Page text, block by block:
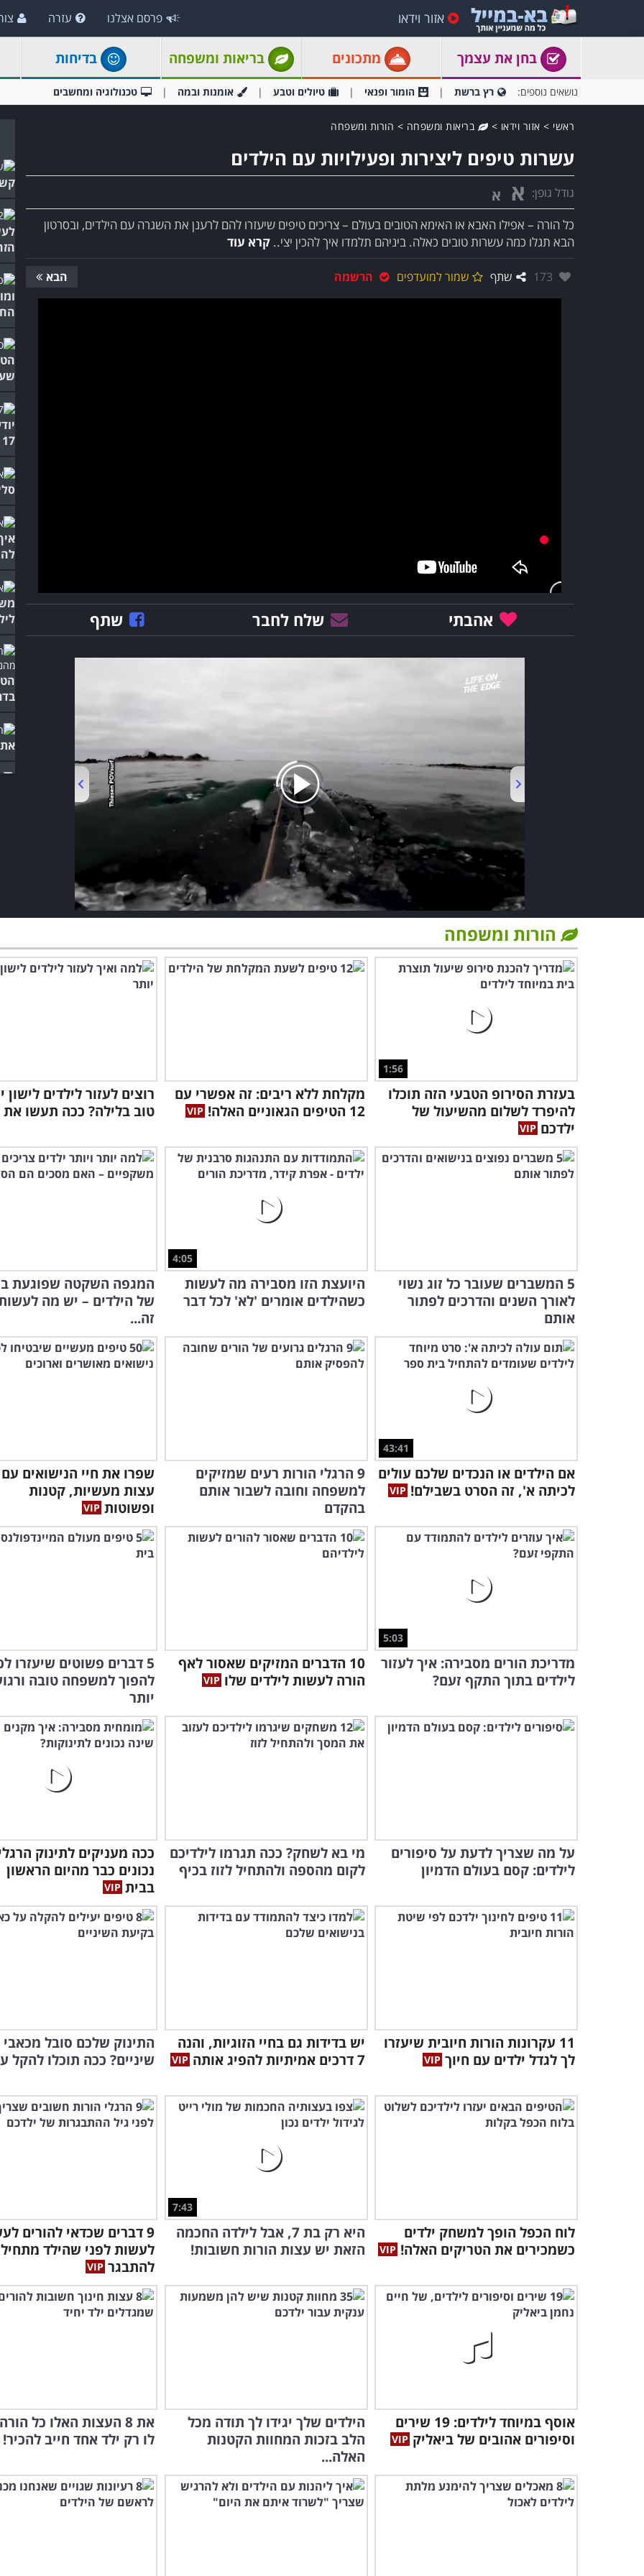
אזור וידאו פרסם אצלנו עזרה
בחן את עצמך מתכונים בריאות ומשפחה בדיחות
נושאים נוספים: רץ ברשת הומור ופנאי טיולים וטבע אומנות ובמה טכנולוגיה ומחשבים
ראשי > אזור וידאו > בריאות ומשפחה > הורות ומשפחה
עשרות טיפים ליצירות ופעילויות עם הילדים
גודל גופן: א א
כל הורה – אפילו האבא או האימא הטובים בעולם – צריכים טיפים שיעזרו להם לרענן את השגרה עם הילדים, ובסרטון
הבא תגלו כמה עשרות טובים כאלה. ביניהם תלמדו איך להכין יצי.. קרא עוד
אהבו:
173 שתף שמור למועדפים הרשמה הבא
אהבתי שלח לחבר שתף
00:00/03:55
17 רעיונות!
הורות ומשפחה
1:56
בעזרת הסירופ הטבעי הזה תוכלו
להיפרד לשלום מהשיעול של
ילדכם
מקלחת ללא ריבים: זה אפשרי עם
12 הטיפים הגאוניים האלה!
רוצים לעזור לילדים לישון
טוב בלילה? ככה תעשו את
5 המשברים שעובר כל זוג נשוי
לאורך השנים והדרכים לפתור
אותם
4:05
היועצת הזו מסבירה מה לעשות
כשהילדים אומרים 'לא' לכל דבר
המגפה השקטה שפוגעת
של הילדים – יש מה
זה...
43:41
אם הילדים או הנכדים שלכם עולים
לכיתה א', זה הסרט בשבילם!
9 הרגלי הורות רעים שמזיקים
למשפחה וחובה לשבור אותם
בהקדם
עצות מעשיות, קטנות
ופשוטות
5:03
מדריכת הורים מסבירה: איך לעזור
לילדים בתוך התקף זעם?
10 הדברים המזיקים שאסור לאף
הורה לעשות לילדים שלו
5 דברים פשוטים שיעזרו
להפוך למשפחה טובה
יותר
על מה שצריך לדעת על סיפורים
לילדים: קסם בעולם הדמיון
מי בא לשחק? ככה תגרמו לילדיכם
לקום מהספה ולהתחיל לזוז בכיף
ככה מעניקים לתינוק
נכונים כבר מהיום הראשון
בבית
11 עקרונות הורות חיובית שיעזרו
לך לגדל ילדים עם חיוך
יש בדידות גם בחיי הזוגיות, והנה
7 דרכים אמיתיות להפיג אותה
התינוק שלכם סובל
שיניים? ככה תוכלו להקל
לוח הכפל הופך למשחק ילדים
כשמכירים את הטריקים האלה!
7:43
היא רק בת 7, אבל לילדה החכמה
הזאת יש עצות הורות חשובות!
9 דברים שכדאי להורים
לעשות לפני שהילד מתחיל
להתבגר
אוסף במיוחד לילדים: 19 שירים
וסיפורים אהובים של ביאליק
הילדים שלך יגידו לך תודה מכל
הלב בזכות המחוות הקטנות
האלה...
את 8 העצות האלו כל
לו רק ילד אחד חייב להכיר!